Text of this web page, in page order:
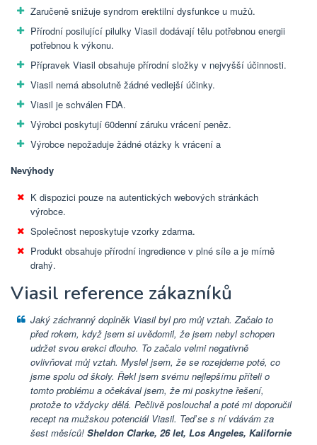
Zaručeně snižuje syndrom erektilní dysfunkce u mužů.
Přírodní posilující pilulky Viasil dodávají tělu potřebnou energii
potřebnou k výkonu.
Přípravek Viasil obsahuje přírodní složky v nejvyšší účinnosti.
Viasil nemá absolutně žádné vedlejší účinky.
Viasil je schválen FDA.
Výrobci poskytují 60denní záruku vrácení peněz.
Výrobce nepožaduje žádné otázky k vrácení a
Nevýhody
K dispozici pouze na autentických webových stránkách
výrobce.
Společnost neposkytuje vzorky zdarma.
Produkt obsahuje přírodní ingredience v plné síle a je mírně
drahý.
Viasil reference zákazníků
Jaký záchranný doplněk Viasil byl pro můj vztah. Začalo to
před rokem, když jsem si uvědomil, že jsem nebyl schopen
udržet svou erekci dlouho. To začalo velmi negativně
ovlivňovat můj vztah. Myslel jsem, že se rozejdeme poté, co
jsme spolu od školy. Řekl jsem svému nejlepšímu příteli o
tomto problému a očekával jsem, že mi poskytne řešení,
protože to vždycky dělá. Pečlivě poslouchal a poté mi doporučil
recept na mužskou potenciál Viasil. Teď se s ní vdávám za
šest měsíců! Sheldon Clarke, 26 let, Los Angeles, Kalifornie